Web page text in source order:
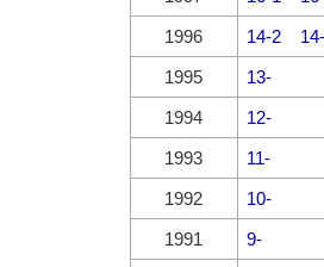
1996
14-2
1995
13-
1994
12-
1993
11-
1992
10-
1991
9-